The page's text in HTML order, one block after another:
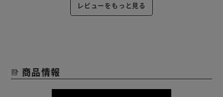
レビューをもっと見る
商品情報